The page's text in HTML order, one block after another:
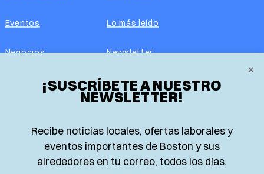
×
¡SUSCRÍBETE A NUESTRO
NEWSLETTER!
Recibe noticias locales, ofertas laborales y
eventos importantes de Boston y sus
alrededores en tu correo, todos los días.
Eventos
Negocios
Real Estate
Guía de Recursos
Lo más leído
Newsletter
Edición impresa
Advertise with us